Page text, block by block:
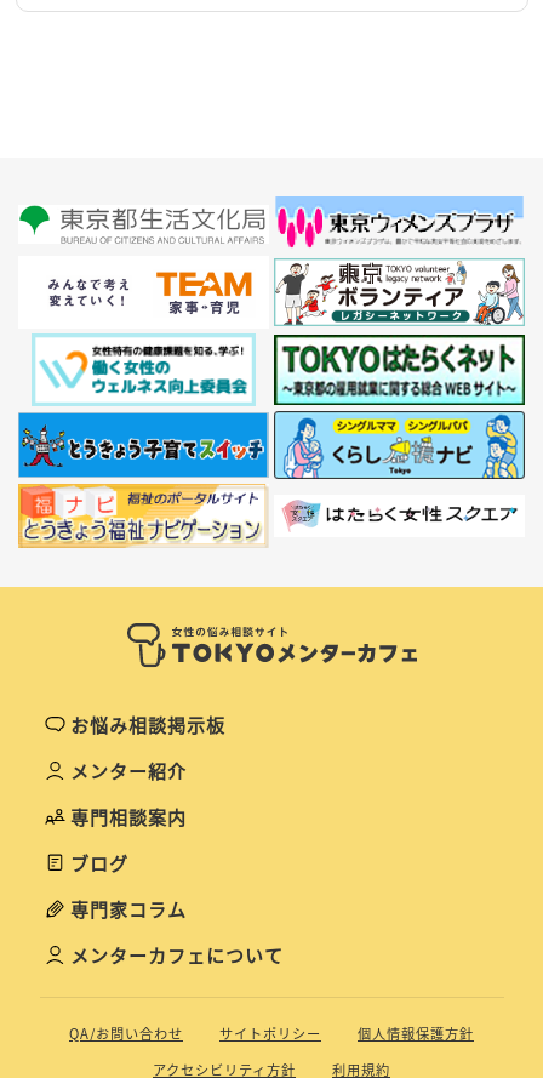
お悩み相談掲示板
メンター紹介
専門相談案内
ブログ
専門家コラム
メンターカフェについて
QA/お問い合わせ サイトポリシー
個人情報保護方針
アクセシビリティ方針
利用規約